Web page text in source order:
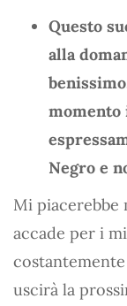
Questo
alla
momento
Negro e
Mi piacerebbe
accade per i
uscirà la